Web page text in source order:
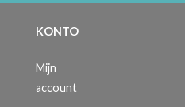
KONTO
Mijn
account